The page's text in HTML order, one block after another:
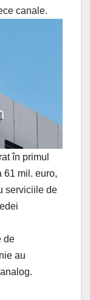
canale.
în primul
61 mil. euro,
serviciile de
de
au